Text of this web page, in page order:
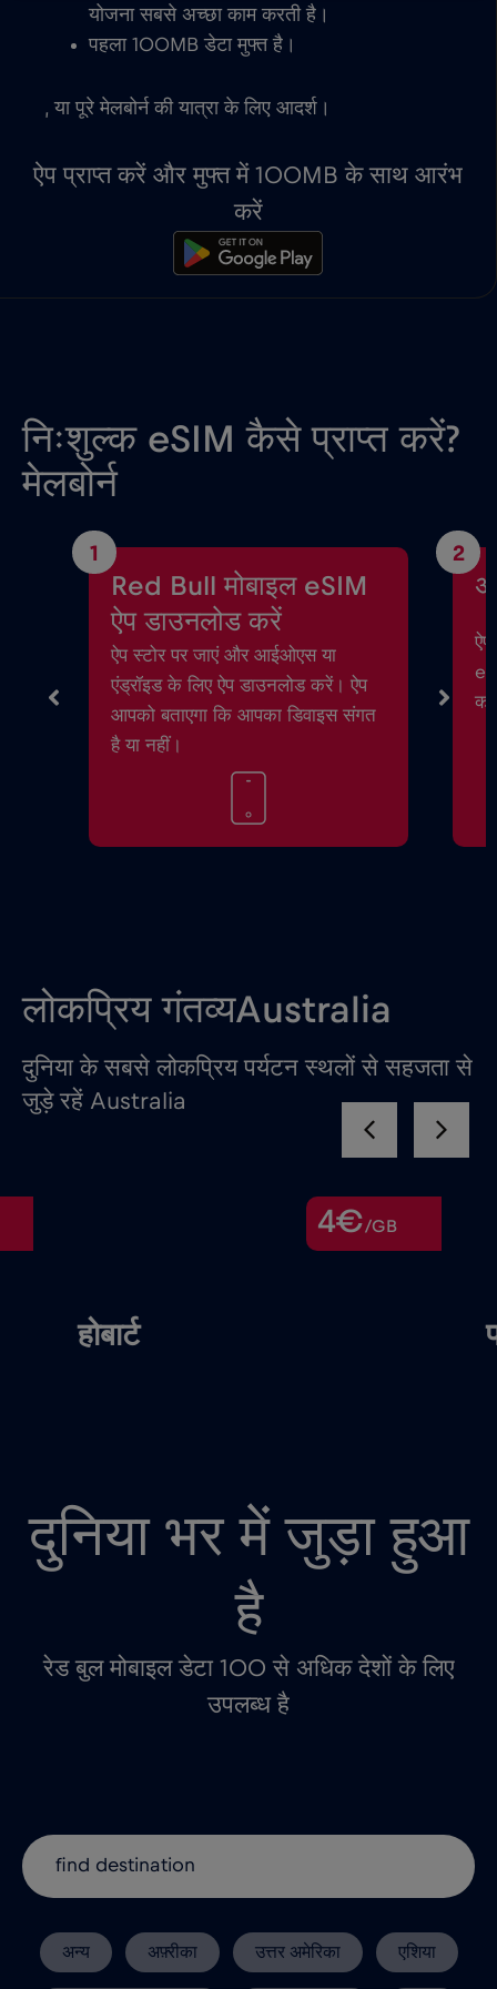
योजना सबसे अच्छा काम करती है।
पहला 100MB डेटा मुफ्त है।
, या पूरे मेलबोर्न की यात्रा के लिए आदर्श।
ऐप प्राप्त करें और मुफ्त में 100MB के साथ आरंभ
करें
निःशुल्क eSIM कैसे प्राप्त करें?
मेलबोर्न
1
Red Bull मोबाइल eSIM
ऐप डाउनलोड करें
ऐप स्टोर पर जाएं और आईओएस या
एंड्रॉइड के लिए ऐप डाउनलोड करें। ऐप
आपको बताएगा कि आपका डिवाइस संगत
है या नहीं।
2
लोकप्रिय गंतव्यAustralia
दुनिया के सबसे लोकप्रिय पर्यटन स्थलों से सहजता से
जुड़े रहें Australia
4€/GB
होबार्ट
दुनिया भर में जुड़ा हुआ
है
रेड बुल मोबाइल डेटा 100 से अधिक देशों के लिए
उपलब्ध है
अन्य अफ़्रीका उत्तर अमेरिका एशिया